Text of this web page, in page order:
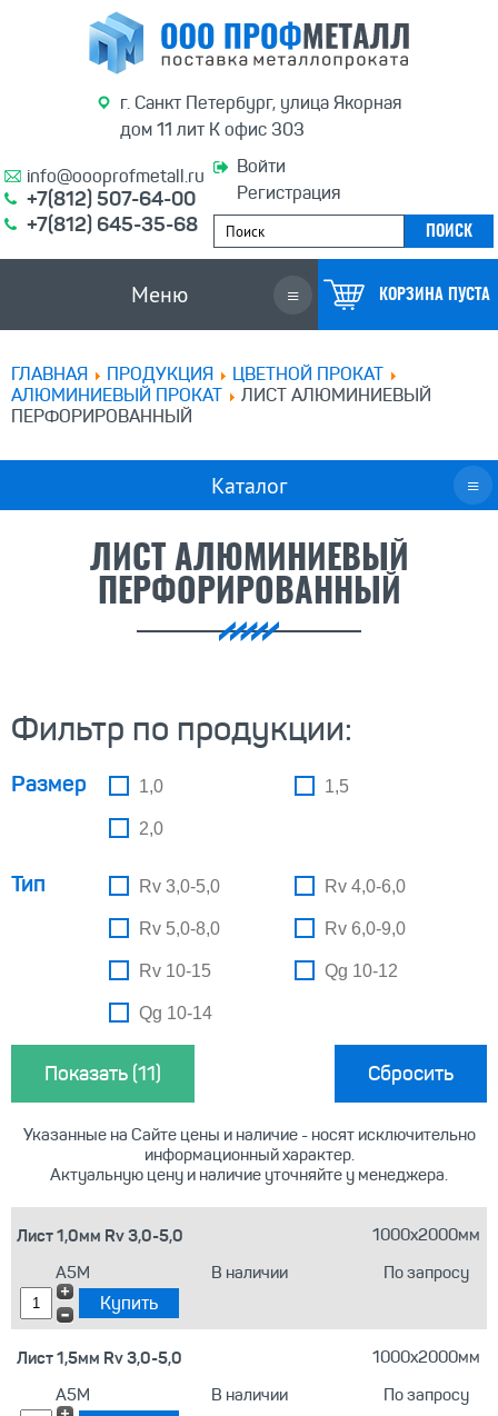
г. Санкт Петербург, улица Якорная
дом 11 лит К офис 303
info@oooprofmetall.ru
+7(812) 507-64-00
+7(812) 645-35-68
Войти
Регистрация
Меню ≡ КОРЗИНА ПУСТА
ГЛАВНАЯ ПРОДУКЦИЯ
ЦВЕТНОЙ ПРОКАТ
АЛЮМИНИЕВЫЙ ПРОКАТ
ЛИСТ АЛЮМИНИЕВЫЙ
ПЕРФОРИРОВАННЫЙ
Каталог
ЛИСТ АЛЮМИНИЕВЫЙ
ПЕРФОРИРОВАННЫЙ
Фильтр по продукции:
Размер 1,0 1,5
2,0
Тип Rv 3,0-5,0 Rv 4,0-6,0
Rv 5,0-8,0 Rv 6,0-9,0
Rv 10-15 Qg 10-12
Qg 10-14
Сбросить
Указанные на Сайте цены и наличие - носят исключительно
информационный характер.
Актуальную цену и наличие уточняйте у менеджера.
Лист 1,0мм Rv 3,0-5,0
1000х2000мм
А5М
В наличии По запросу
Лист 1,5мм Rv 3,0-5,0
1000х2000мм
А5М
В наличии По запросу